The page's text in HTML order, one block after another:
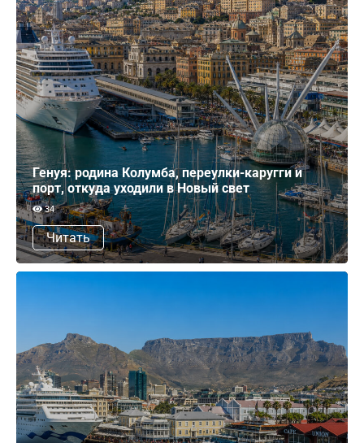
Генуя: родина Колумба, переулки-каругги и
порт, откуда уходили в Новый свет
34
Читать